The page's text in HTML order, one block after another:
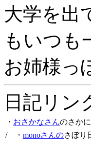
大学を出
もいつも
お姉様っ
日記リ
・ おさかなさんのさか
/ ・ monoさんのさぼり